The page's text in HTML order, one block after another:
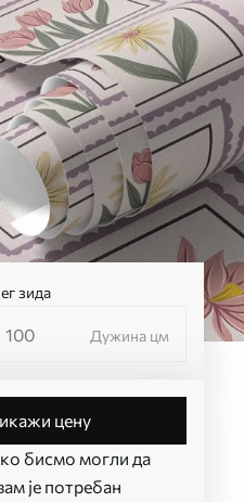
зида
Дужина цм
цену
бисмо могли да
је потребан